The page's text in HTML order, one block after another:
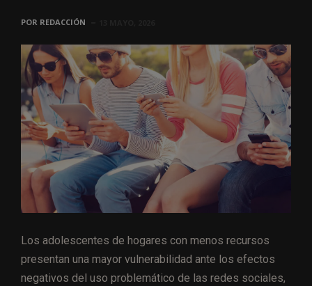
POR REDACCIÓN
Los adolescentes de hogares con menos recursos
presentan una mayor vulnerabilidad ante los efectos
negativos del uso problemático de las redes sociales,